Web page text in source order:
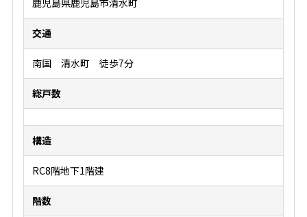
鹿児島県鹿児島市清水町
交通
南国 清水町 徒歩7分
総戸数
構造
RC8階地下1階建
階数